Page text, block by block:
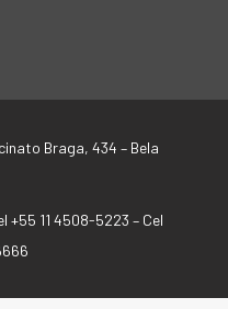
Braga, 434 – Bela
+55 11 4508-5223 – Cel